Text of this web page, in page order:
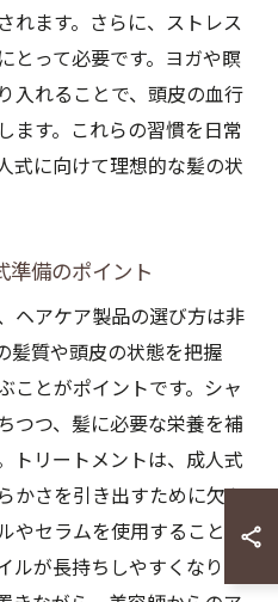
れます。さらに、ストレス
とって必要です。ヨガや瞑
入れることで、頭皮の血行
ます。これらの習慣を日常
式に向けて理想的な髪の状
準備のポイント
ヘアケア製品の選び方は非
髪質や頭皮の状態を把握
ことがポイントです。シャ
つつ、髪に必要な栄養を補
トリートメントは、成人式
かさを引き出すために欠か
やセラムを使用すること
ルが長持ちしやすくなりま